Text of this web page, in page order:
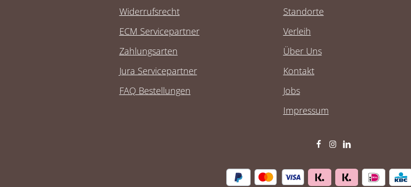
Widerrufsrecht
ECM Servicepartner
Zahlungsarten
Jura Servicepartner
FAQ Bestellungen
Standorte
Verleih
Über Uns
Kontakt
Jobs
Impressum